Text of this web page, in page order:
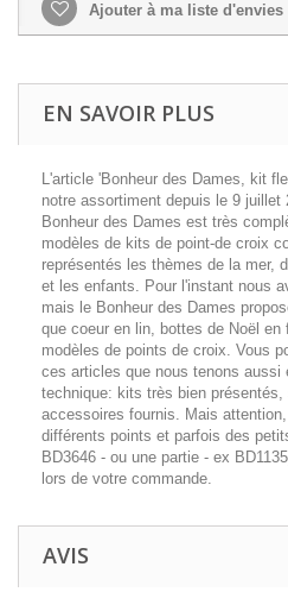
Ajouter à ma liste d'envies
EN SAVOIR PLUS
L'article 'Bonheur des Dames, kit
notre assortiment depuis le 9 juillet
Bonheur des Dames est très
modèles de kits de point-de croix
représentés les thèmes de la mer,
et les enfants. Pour l'instant nous
mais le Bonheur des Dames
que coeur en lin, bottes de Noël en
modèles de points de croix. Vous
ces articles que nous tenons aussi
technique: kits très bien
accessoires fournis. Mais
différents points et parfois des
BD3646 - ou une partie - ex
lors de votre commande.
AVIS